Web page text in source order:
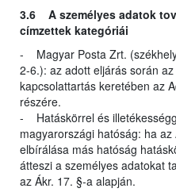
3.6 A személyes adatok
címzettek kategóriái
- Magyar Posta Zrt.
2-6.): az adott eljárás során
kapcsolattartás keretében az
részére.
- Hatáskörrel és
magyarországi hatóság: ha
elbírálása más hatóság
átteszi a személyes adatokat
az Ákr. 17. §-a alapján.